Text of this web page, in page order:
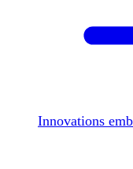
Innovations